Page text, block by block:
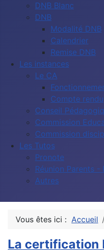
DNB Blanc
DNB
Modalité DNB
Calendrier
Remise DNB
Les instances
Le CA
Compte rendu
Conseil
Commission
Commission
Les Tutos
Pronote
Réunion Parents -
Autres
Vous êtes ici : Accueil
La certification